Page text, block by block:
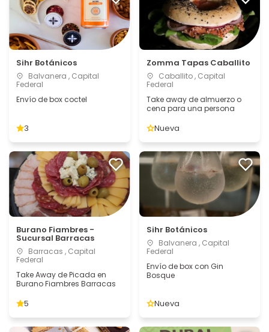
Sihr Botánicos
Balvanera , Capital
Federal
Envío de box coctel
3
Zomma Tapas Caballito
Caballito , Capital
Federal
Take away de almuerzo o
cena para una persona
Nueva
Burano Fiambres -
Sucursal Barracas
Barracas , Capital
Federal
Take Away de Picada en
Burano Fiambres Barracas
5
Sihr Botánicos
Balvanera , Capital
Federal
Envío de box con Gin
Bosque
Nueva